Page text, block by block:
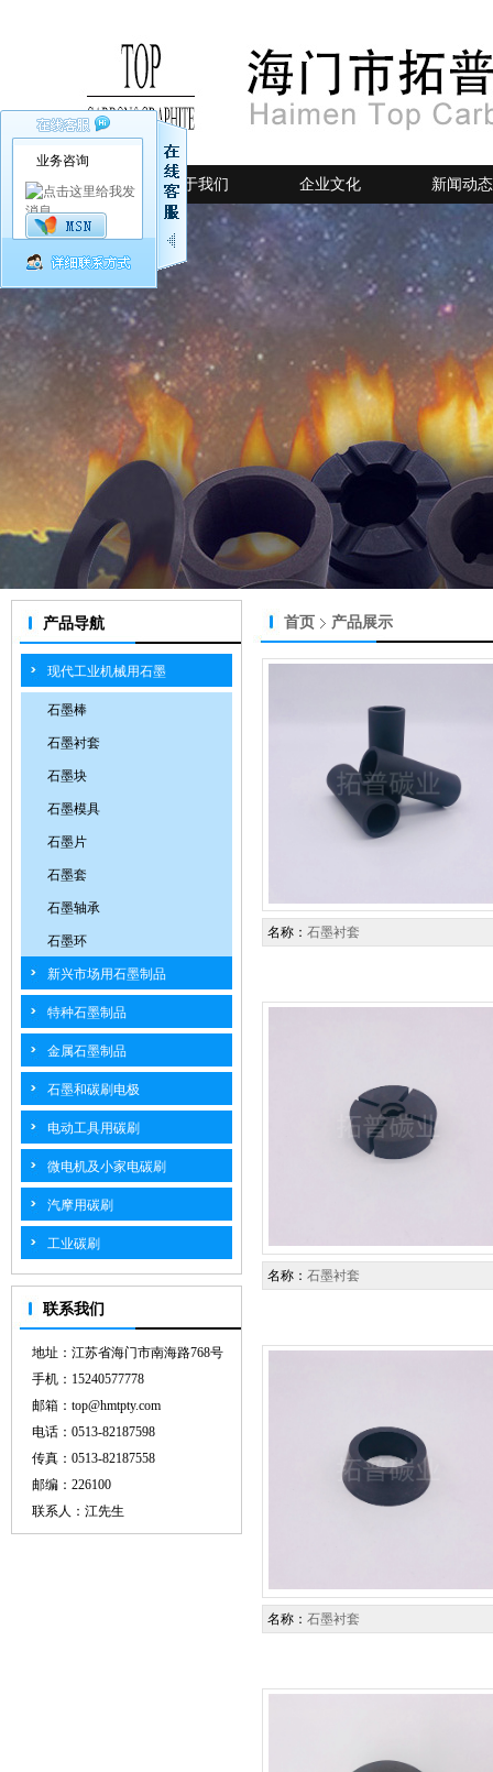
网站首页 关于我们 企业文化 新闻动态
产品导航
现代工业机械用石墨
石墨棒
石墨衬套
石墨块
石墨模具
石墨片
石墨套
石墨轴承
石墨环
新兴市场用石墨制品
特种石墨制品
金属石墨制品
石墨和碳刷电极
电动工具用碳刷
微电机及小家电碳刷
汽摩用碳刷
工业碳刷
联系我们
地址：江苏省海门市南海路768号
手机：15240577778
邮箱：top@hmtpty.com
电话：0513-82187598
传真：0513-82187558
邮编：226100
联系人：江先生
首页 产品展示
名称： 石墨衬套
名称： 石墨衬套
名称： 石墨衬套
业务咨询